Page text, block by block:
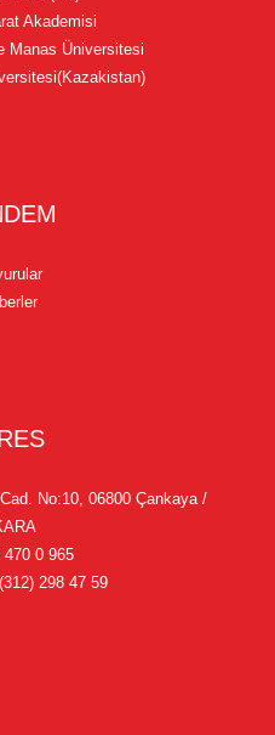
Akademisi
Manas Üniversitesi
No:10, 06800 Çankaya /
0 965
298 47 59